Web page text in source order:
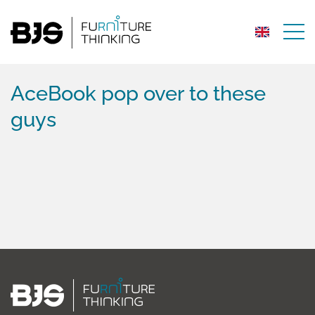
AceBook pop over to these
guys